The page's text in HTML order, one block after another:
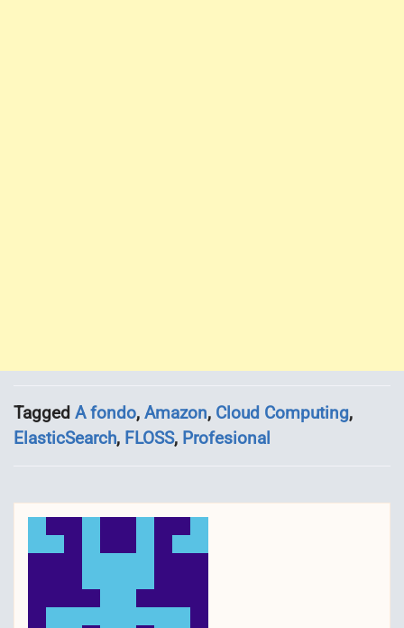
Tagged A fondo, Amazon, Cloud Computing,
ElasticSearch, FLOSS, Profesional